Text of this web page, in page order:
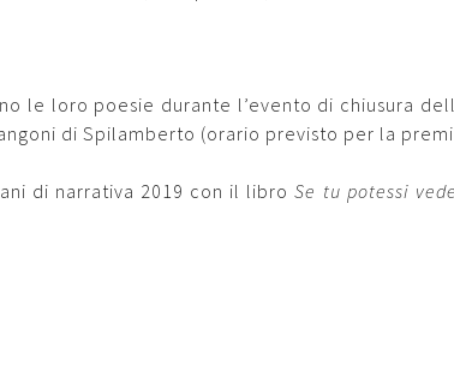
le loro poesie durante l’evento di chiusura
di Spilamberto (orario previsto per la
di narrativa 2019 con il libroSe tu potessi